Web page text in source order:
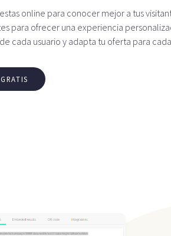
online para conocer mejor a tus
para ofrecer una experiencia
cada usuario y adapta tu oferta para cada